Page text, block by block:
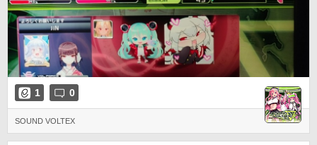
1 0
SOUND VOLTEX